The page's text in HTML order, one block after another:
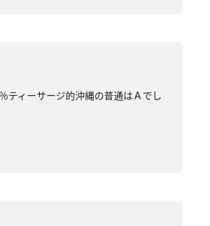
ティーサージ的沖縄の普通はＡでし